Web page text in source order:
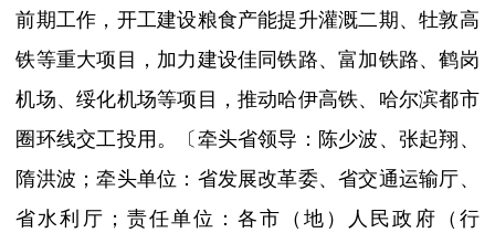
前期工作，开工建设粮食产能提升灌溉二期、牡敦高
铁等重大项目，加力建设佳同铁路、富加铁路、鹤岗
机场、绥化机场等项目，推动哈伊高铁、哈尔滨都市
圈环线交工投用。〔牵头省领导：陈少波、张起翔、
隋洪波；牵头单位：省发展改革委、省交通运输厅、
省水利厅；责任单位：各市（地）人民政府（行